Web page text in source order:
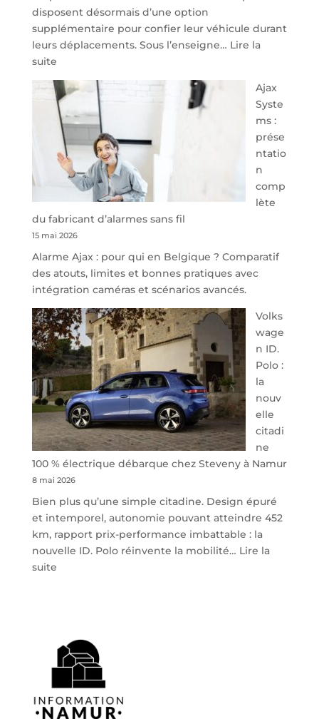
disposent désormais d’une option
supplémentaire pour confier leur véhicule durant
leurs déplacements. Sous l’enseigne… Lire la
suite:
À
40
minutes
de
Namur,
Steveny
Park
redessine
de
parking
sécurisé
à
l’aéroport
de
Charleroi
Ajax
Syste
ms :
prése
ntatio
n
comp
lète
du fabricant d’alarmes sans fil
15 mai 2026
Alarme Ajax : pour qui en Belgique ? Comparatif
des atouts, limites et bonnes pratiques avec
intégration caméras et scénarios avancés.
Volks
wage
n ID.
Polo :
la
nouv
elle
citadi
ne
100 % électrique débarque chez Steveny à Namur
8 mai 2026
Bien plus qu’une simple citadine. Design épuré
et intemporel, autonomie pouvant atteindre 452
km, rapport prix-performance imbattable : la
nouvelle ID. Polo réinvente la mobilité… Lire la
suite:
la
nouvelle
citadine
100
%